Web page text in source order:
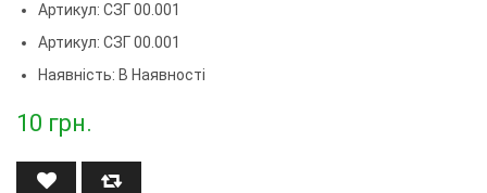
Артикул: СЗГ 00.001
Артикул: СЗГ 00.001
Наявність: В Наявності
10 грн.